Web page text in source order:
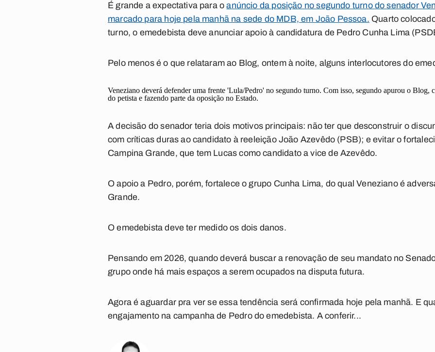
É grande a expectativa para oanúncio da posição no segundo turno do senador
marcado para hoje pela manhã na sede do MDB, em João Pessoa. Quarto
turno, o emedebista deve anunciar apoio à candidatura de Pedro Cunha Lima
Pelo menos é o que relataram ao Blog, ontem à noite, alguns interlocutores do
Veneziano deverá defender uma frente 'Lula/Pedro' no segundo turno. Com isso, segundo apurou o Blog,
do petista e fazendo parte da oposição no Estado.
A decisão do senador teria dois motivos principais: não ter que desconstruir o
com críticas duras ao candidato à reeleição João Azevêdo (PSB); e evitar o
Campina Grande, que tem Lucas como candidato a vice de Azevêdo.
O apoio a Pedro, porém, fortalece o grupo Cunha Lima, do qual Veneziano é
Grande.
O emedebista deve ter medido os dois danos.
Pensando em 2026, quando deverá buscar a renovação de seu mandato no
grupo onde há mais espaços a serem ocupados na disputa futura.
Agora é aguardar pra ver se essa tendência será confirmada hoje pela manhã. E
engajamento na campanha de Pedro do emedebista. A conferir...